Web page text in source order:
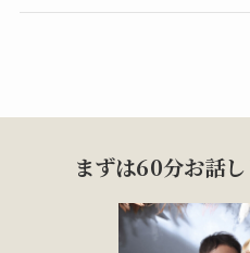
まずは60分お話